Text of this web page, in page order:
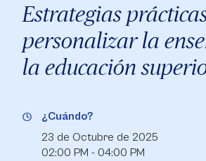
Estrategias
personalizar la
la educación
¿Cuándo?
23 de Octubre de 2025
02:00 PM - 04:00 PM